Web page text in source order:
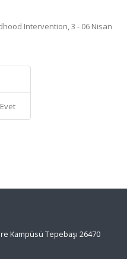
Intervention, 3 - 06 Nisan
Evet
Kampüsü Tepebaşı 26470